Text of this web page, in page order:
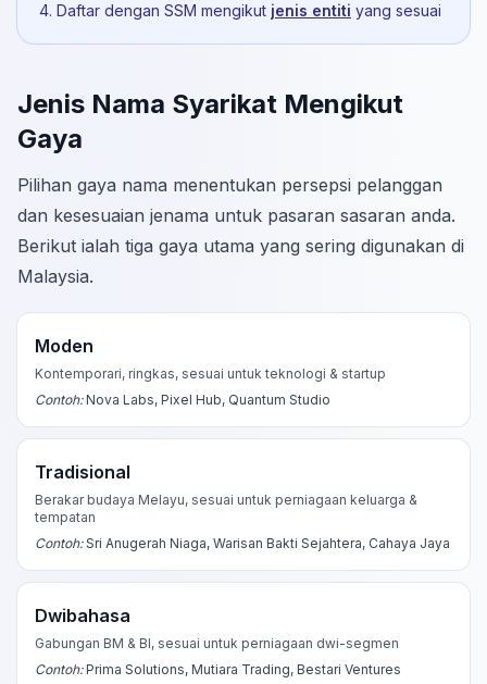
Daftar dengan SSM mengikut jenis entiti yang sesuai
Jenis Nama Syarikat Mengikut
Gaya
Pilihan gaya nama menentukan persepsi pelanggan
dan kesesuaian jenama untuk pasaran sasaran anda.
Berikut ialah tiga gaya utama yang sering digunakan di
Malaysia.
Moden
Kontemporari, ringkas, sesuai untuk teknologi & startup
Contoh:Nova Labs, Pixel Hub, Quantum Studio
Tradisional
Berakar budaya Melayu, sesuai untuk perniagaan keluarga &
tempatan
Contoh:Sri Anugerah Niaga, Warisan Bakti Sejahtera, Cahaya Jaya
Dwibahasa
Gabungan BM & BI, sesuai untuk perniagaan dwi-segmen
Contoh:Prima Solutions, Mutiara Trading, Bestari Ventures